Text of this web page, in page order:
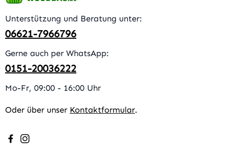
Unterstützung und Beratung unter:
06621-7966796
Gerne auch per WhatsApp:
0151-20036222
Mo-Fr, 09:00 - 16:00 Uhr
Oder über unser Kontaktformular.
Besuche uns auf Facebook – öffnet in neuem Tab
Schau auf Instagram vorbei – öffnet in neuem Tab